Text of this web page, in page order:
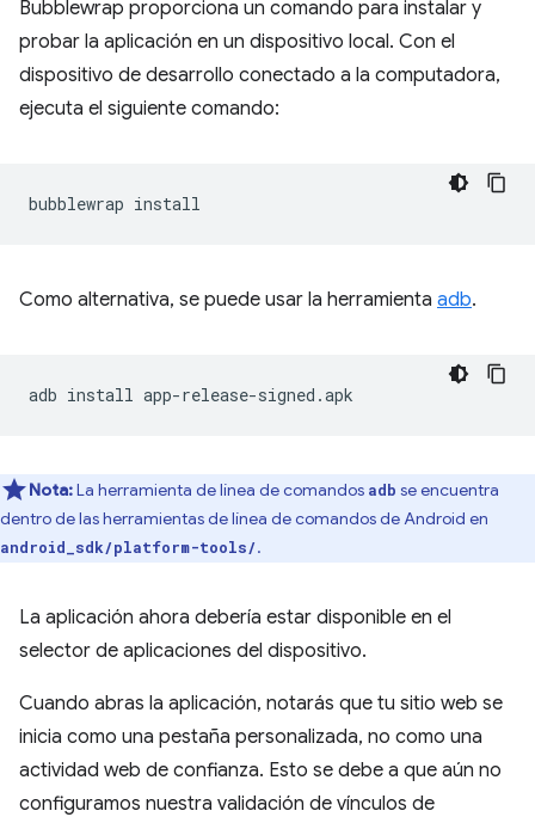
Bubblewrap proporciona un comando para instalar y
probar la aplicación en un dispositivo local. Con el
dispositivo de desarrollo conectado a la computadora,
ejecuta el siguiente comando:
bubblewrap
Como alternativa, se puede usar la herramienta adb.
adb install
Nota:La herramienta de línea de comandos adb se encuentra
dentro de las herramientas de línea de comandos de Android en
android_sdk/platform-tools/.
La aplicación ahora debería estar disponible en el
selector de aplicaciones del dispositivo.
Cuando abras la aplicación, notarás que tu sitio web se
inicia como una pestaña personalizada, no como una
actividad web de confianza. Esto se debe a que aún no
configuramos nuestra validación de vínculos de